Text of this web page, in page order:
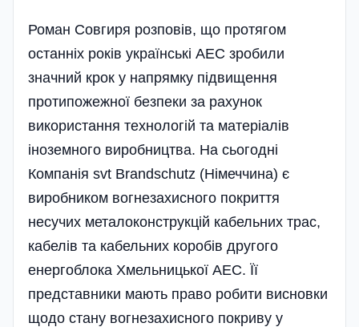
Роман Совгиря розповів, що протягом
останніх років українські АЕС зробили
значний крок у напрямку підвищення
протипожежної безпеки за рахунок
використання технологій та матеріалів
іноземного виробництва. На сьогодні
Компанія svt Brandschutz (Німеччина) є
виробником вогнезахисного покриття
несучих металоконструкцій кабельних трас,
кабелів та кабельних коробів другого
енергоблока Хмельницької АЕС. Її
представники мають право робити висновки
щодо стану вогнезахисного покриву у